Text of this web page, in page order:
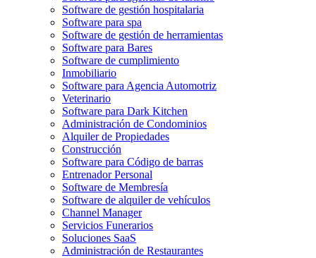
Software de gestión hospitalaria
Software para spa
Software de gestión de herramientas
Software para Bares
Software de cumplimiento
Inmobiliario
Software para Agencia Automotriz
Veterinario
Software para Dark Kitchen
Administración de Condominios
Alquiler de Propiedades
Construcción
Software para Código de barras
Entrenador Personal
Software de Membresía
Software de alquiler de vehículos
Channel Manager
Servicios Funerarios
Soluciones SaaS
Administración de Restaurantes